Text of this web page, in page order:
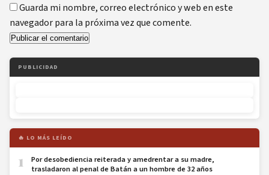
Guarda mi nombre, correo electrónico y web en este
navegador para la próxima vez que comente.
PUBLICIDAD
🔥 LO MÁS LEÍDO
1
Por desobediencia reiterada y amedrentar a su madre,
trasladaron al penal de Batán a un hombre de 32 años